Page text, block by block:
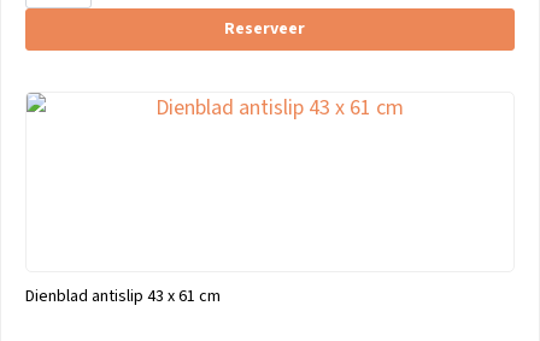
Reserveer
Dienblad antislip 43 x 61 cm